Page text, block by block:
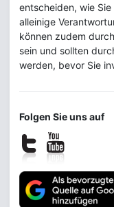
entscheiden, wie
alleinige
können zudem
sein und sollten
werden, bevor Sie
Folgen Sie uns auf